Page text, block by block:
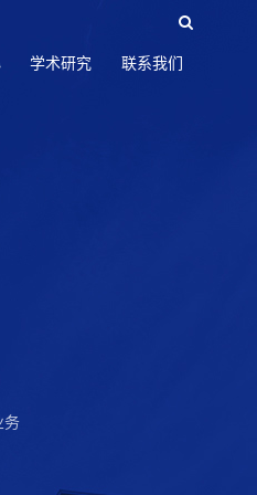
学术研究 联系我们
务